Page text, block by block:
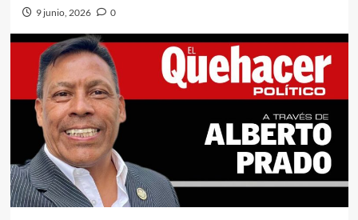
9 junio, 2026 0